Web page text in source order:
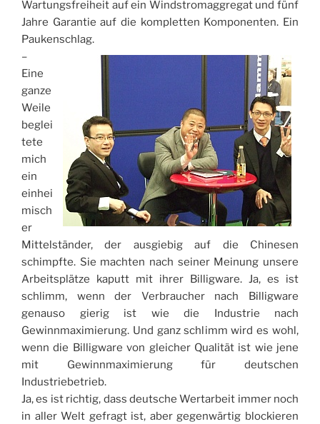
Wartungsfreiheit auf ein Windstromaggregat und fünf
Jahre Garantie auf die kompletten Komponenten. Ein
Paukenschlag.
–
Eine
ganze
Weile
beglei
tete
mich
ein
einhei
misch
er
Mittelständer, der ausgiebig auf die Chinesen
schimpfte. Sie machten nach seiner Meinung unsere
Arbeitsplätze kaputt mit ihrer Billigware. Ja, es ist
schlimm, wenn der Verbraucher nach Billigware
genauso gierig ist wie die Industrie nach
Gewinnmaximierung. Und ganz schlimm wird es wohl,
wenn die Billigware von gleicher Qualität ist wie jene
mit Gewinnmaximierung für deutschen
Industriebetrieb.
Ja, es ist richtig, dass deutsche Wertarbeit immer noch
in aller Welt gefragt ist, aber gegenwärtig blockieren